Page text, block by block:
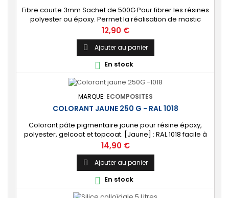
Fibre courte 3mm Sachet de 500G Pour fibrer les résines
polyester ou époxy. Permet la réalisation de mastic
renforcé type choucroute (Résine + Fibres courtes +
silice)
Prix
12,90 €
 Ajouter au panier
 En stock
MARQUE: ECOMPOSITES
COLORANT JAUNE 250 G - RAL 1018
Colorant pâte pigmentaire jaune pour résine époxy,
polyester, gelcoat et topcoat. [Jaune] : RAL 1018 facile à
mélanger.
Prix
14,90 €
 Ajouter au panier
 En stock